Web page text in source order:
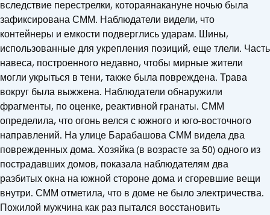
вследствие перестрелки, котораянакануне ночью была
зафиксирована СММ. Наблюдатели видели, что
контейнеры и емкости подверглись ударам. Шины,
использованные для укрепления позиций, еще тлели. Часть
навеса, построенного недавно, чтобы мирные жители
могли укрыться в тени, также была повреждена. Трава
вокруг была выжжена. Наблюдатели обнаружили
фрагменты, по оценке, реактивной гранаты. СММ
определила, что огонь велся с южного и юго-восточного
направлений. На улице Барабашова СММ видела два
поврежденных дома. Хозяйка (в возрасте за 50) одного из
пострадавших домов, показала наблюдателям два
разбитых окна на южной стороне дома и сгоревшие вещи
внутри. СММ отметила, что в доме не было электричества.
Пожилой мужчина как раз пытался восстановить